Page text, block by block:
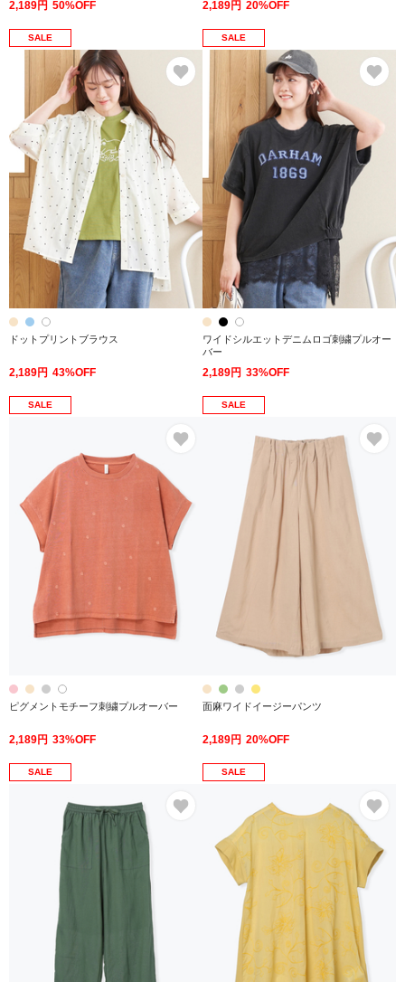
2,189円 50%OFF 2,189円 20%OFF
SALE
ドットプリントブラウス
2,189円 43%OFF
SALE
ワイドシルエットデニムロゴ刺繍プルオー
バー
2,189円 33%OFF
SALE
ピグメントモチーフ刺繍プルオーバー
2,189円 33%OFF
SALE
面麻ワイドイージーパンツ
2,189円 20%OFF
SALE SALE